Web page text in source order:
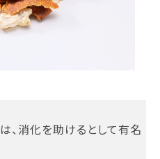
、消化を助けるとして有名